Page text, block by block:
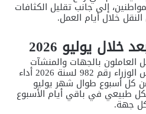
إلى جانب تقليل الكثافات
خلال أيام العمل.
يوليو 2026
العاملون بالجهات والمنشآت
المحددة في قرار رئيس مجلس الوزراء رقم 982 لسنة 2026 أداء
كل أسبوع طوال شهر يوليو
طبيعي في باقي أيام الأسبوع
جهة.